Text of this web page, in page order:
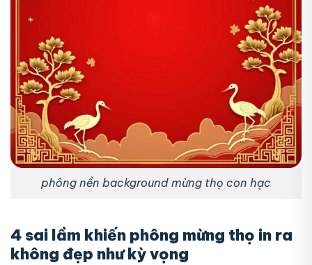
phông nền background mừng thọ con hạc
4 sai lầm khiến phông mừng thọ in ra
không đẹp như kỳ vọng